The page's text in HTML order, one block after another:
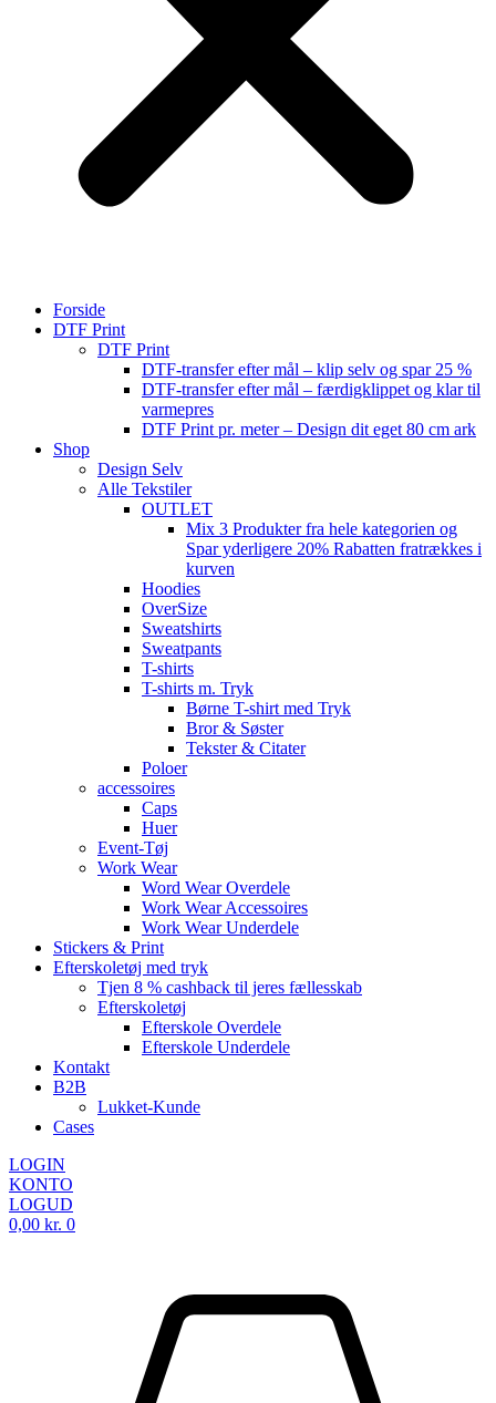
Forside
DTF Print
DTF Print
DTF-transfer efter mål – klip selv og spar 25 %
DTF-transfer efter mål – færdigklippet og klar til
varmepres
DTF Print pr. meter – Design dit eget 80 cm ark
Shop
Design Selv
Alle Tekstiler
OUTLET
Mix 3 Produkter fra hele kategorien og
Spar yderligere 20% Rabatten fratrækkes i
kurven
Hoodies
OverSize
Sweatshirts
Sweatpants
T-shirts
T-shirts m. Tryk
Børne T-shirt med Tryk
Bror & Søster
Tekster & Citater
Poloer
accessoires
Caps
Huer
Event-Tøj
Work Wear
Word Wear Overdele
Work Wear Accessoires
Work Wear Underdele
Stickers & Print
Efterskoletøj med tryk
Tjen 8 % cashback til jeres fællesskab
Efterskoletøj
Efterskole Overdele
Efterskole Underdele
Kontakt
B2B
Lukket-Kunde
Cases
LOGIN
KONTO
LOGUD
0,00 kr. 0